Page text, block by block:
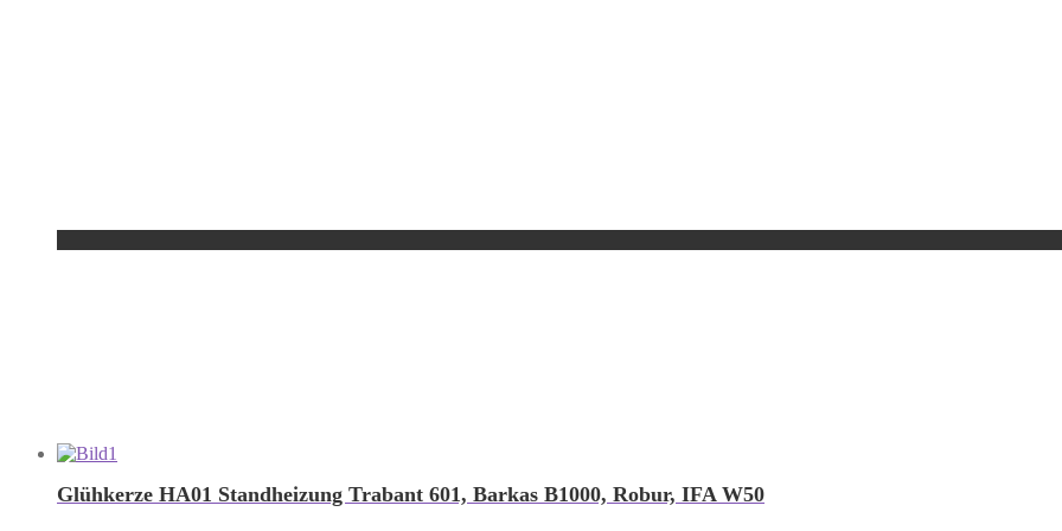
Glühkerze HA01 Standheizung Trabant 601, Barkas B1000, Robur, IFA W50